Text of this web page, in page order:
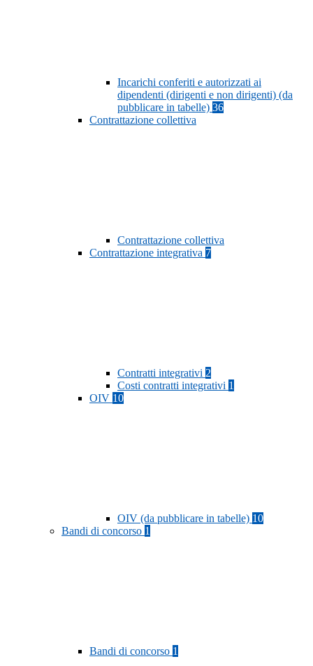
Incarichi conferiti e autorizzati ai
dipendenti (dirigenti e non dirigenti) (da
pubblicare in tabelle) 36
Contrattazione collettiva
Contrattazione collettiva
Contrattazione integrativa 7
Contratti integrativi 2
Costi contratti integrativi 1
OIV 10
OIV (da pubblicare in tabelle) 10
Bandi di concorso 1
Bandi di concorso 1